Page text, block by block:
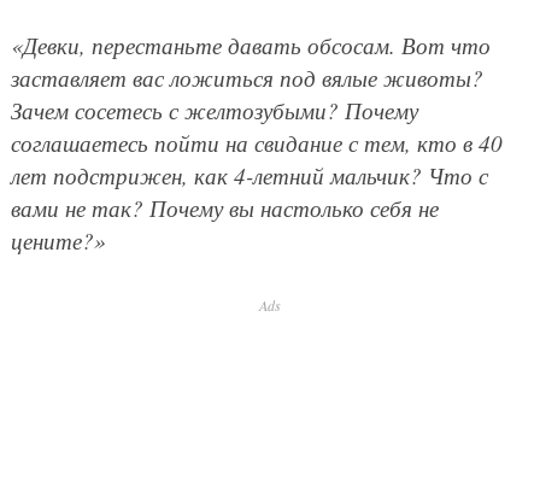
«Девки, перестаньте давать обсосам. Вот что
заставляет вас ложиться под вялые животы?
Зачем сосетесь с желтозубыми? Почему
соглашаетесь пойти на свидание с тем, кто в 40
лет подстрижен, как 4-летний мальчик? Что с
вами не так? Почему вы настолько себя не
цените?»
Ads